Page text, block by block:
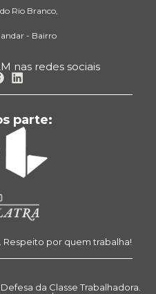
Rio Branco,
andar - Bairro
nas redes sociais
parte:
por quem trabalha!
da Classe Trabalhadora.